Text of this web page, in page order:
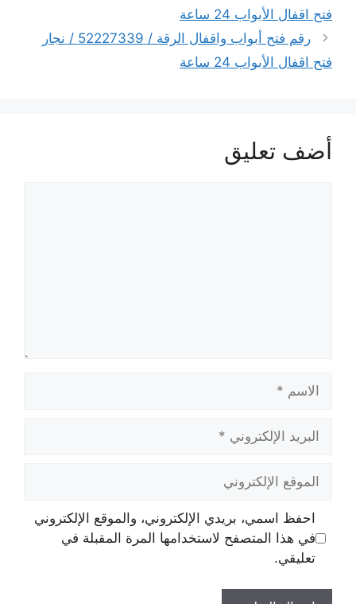
فتح اقفال الأبواب 24 ساعة
رقم فتح أبواب واقفال الرقة / 52227339 / نجار
فتح اقفال الأبواب 24 ساعة
أضف تعليق
الاسم
البريد
الإلكتروني
الموقع
الإلكتروني
احفظ اسمي، بريدي الإلكتروني، والموقع الإلكتروني
في هذا المتصفح لاستخدامها المرة المقبلة في
تعليقي.